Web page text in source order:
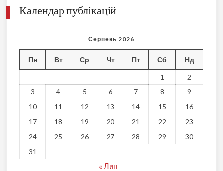
Календар публікацій
Серпень 2026
Пн Вт Ср Чт Пт Сб Нд
1
2
3
4 5 6 7 8
9
10
11 12 13 14 15
16
17
18 19 20 21 22
23
24
25 26 27 28 29
30
31
« Лип